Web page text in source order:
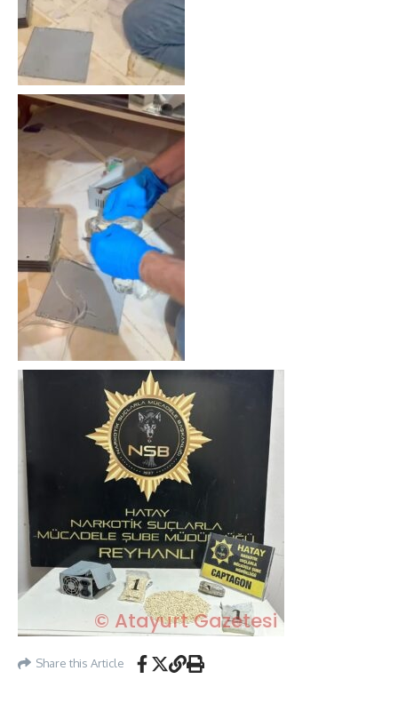
Share this Article